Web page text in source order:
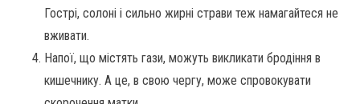
Гострі, солоні і сильно жирні страви теж намагайтеся не
вживати.
Напої, що містять гази, можуть викликати бродіння в
кишечнику. А це, в свою чергу, може спровокувати